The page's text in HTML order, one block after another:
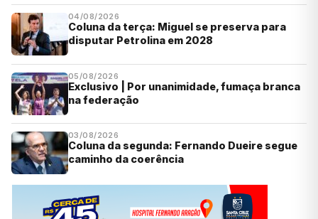
04/08/2026
Coluna da terça: Miguel se preserva para
disputar Petrolina em 2028
05/08/2026
Exclusivo | Por unanimidade, fumaça branca
na federação
03/08/2026
Coluna da segunda: Fernando Dueire segue
caminho da coerência